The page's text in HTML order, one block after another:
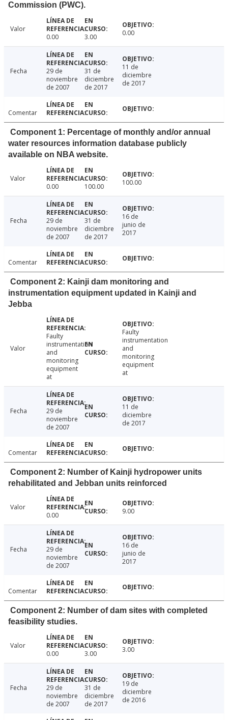
Commission (PWC).
Valor
0.00
3.00 0.00
Fecha
29 de
noviembre
de 2007
31 de
diciembre
de 2017
11 de
diciembre
de 2017
Comentar
Component 1: Percentage of monthly and/or annual
water resources information database publicly
available on NBA website.
Valor
0.00
100.00 100.00
Fecha
29 de
noviembre
de 2007
31 de
diciembre
de 2017
16 de
junio de
2017
Comentar
Component 2: Kainji dam monitoring and
instrumentation equipment updated in Kainji and
Jebba
Valor
Faulty
instrumentation
and
monitoring
equipment
at
Faulty
instrumentation
and
monitoring
equipment
at
Fecha
29 de
noviembre
de 2007
11 de
diciembre
de 2017
Comentar
Component 2: Number of Kainji hydropower units
rehabilitated and Jebban units reinforced
Valor
0.00
9.00
Fecha
29 de
noviembre
de 2007
16 de
junio de
2017
Comentar
Component 2: Number of dam sites with completed
feasibility studies.
Valor
0.00
3.00 3.00
Fecha
29 de
noviembre
de 2007
31 de
diciembre
de 2017
19 de
diciembre
de 2016